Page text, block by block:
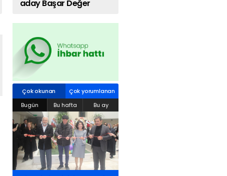
aday Başar Değer
Çok okunan
Çok yorumlanan
Bugün
Bu hafta Bu ay
(BİLKAR)Gebze - KOCAELİ
aktanuslu@gmail.com